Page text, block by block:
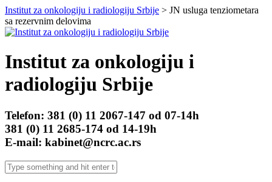
Institut za onkologiju i radiologiju Srbije > JN usluga tenziometara
sa rezervnim delovima
Institut za onkologiju i
radiologiju Srbije
Telefon: 381 (0) 11 2067-147 od 07-14h
381 (0) 11 2685-174 od 14-19h
E-mail: kabinet@ncrc.ac.rs